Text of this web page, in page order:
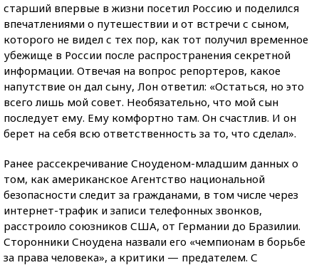
старший впервые в жизни посетил Россию и поделился
впечатлениями о путешествии и от встречи с сыном,
которого не видел с тех пор, как тот получил временное
убежище в России после распространения секретной
информации. Отвечая на вопрос репортеров, какое
напутствие он дал сыну, Лон ответил: «Остаться, но это
всего лишь мой совет. Необязательно, что мой сын
последует ему. Ему комфортно там. Он счастлив. И он
берет на себя всю ответственность за то, что сделал».
Ранее рассекречивание Сноуденом-младшим данных о
том, как американское Агентство национальной
безопасности следит за гражданами, в том числе через
интернет-трафик и записи телефонных звонков,
расстроило союзников США, от Германии до Бразилии.
Сторонники Сноудена назвали его «чемпионам в борьбе
за права человека», а критики — предателем. С